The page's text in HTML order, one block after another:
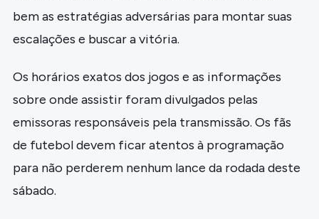
bem as estratégias adversárias para montar suas
escalações e buscar a vitória.
Os horários exatos dos jogos e as informações
sobre onde assistir foram divulgados pelas
emissoras responsáveis pela transmissão. Os fãs
de futebol devem ficar atentos à programação
para não perderem nenhum lance da rodada deste
sábado.